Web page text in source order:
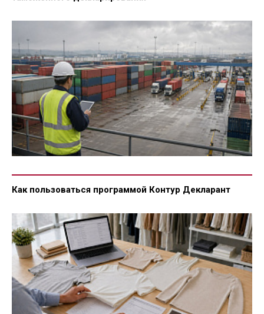
Как пользоваться программой Контур Декларант